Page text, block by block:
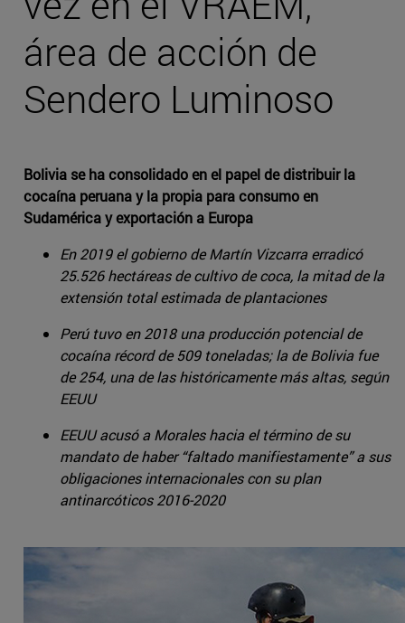
área de acción de
Sendero Luminoso
Bolivia se ha consolidado en el papel de distribuir la
cocaína peruana y la propia para consumo en
Sudamérica y exportación a Europa
En 2019 el gobierno de Martín Vizcarra erradicó
25.526 hectáreas de cultivo de coca, la mitad de la
extensión total estimada de plantaciones
Perú tuvo en 2018 una producción potencial de
cocaína récord de 509 toneladas; la de Bolivia fue
de 254, una de las históricamente más altas, según
EEUU
EEUU acusó a Morales hacia el término de su
mandato de haber “faltado manifiestamente” a sus
obligaciones internacionales con su plan
antinarcóticos 2016-2020